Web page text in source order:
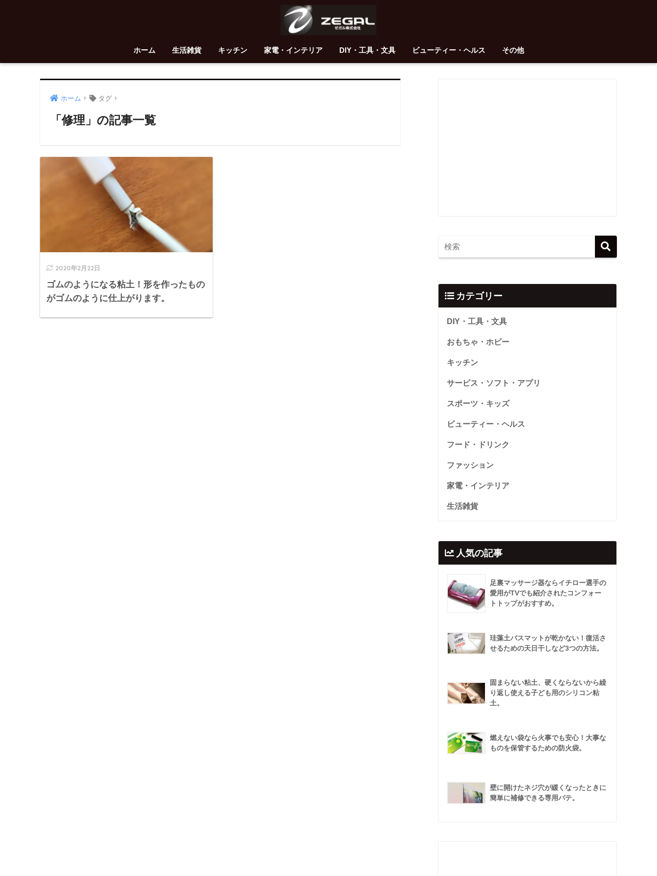
ホーム 生活雑貨 キッチン 家電・インテリア DIY・工具・文具 ビューティー・ヘルス その他
ホーム タグ
「修理」の記事一覧
2020年2月22日
ゴムのようになる粘土！形を作ったもの
がゴムのように仕上がります。
カテゴリー
DIY・工具・文具
おもちゃ・ホビー
キッチン
サービス・ソフト・アプリ
スポーツ・キッズ
ビューティー・ヘルス
フード・ドリンク
ファッション
家電・インテリア
生活雑貨
人気の記事
足裏マッサージ器ならイチロー選手の
愛用がTVでも紹介されたコンフォー
トトップがおすすめ。
珪藻土バスマットが乾かない！復活さ
せるための天日干しなど3つの方法。
固まらない粘土、硬くならないから繰
り返し使える子ども用のシリコン粘
土。
燃えない袋なら火事でも安心！大事な
ものを保管するための防火袋。
壁に開けたネジ穴が緩くなったときに
簡単に補修できる専用パテ。